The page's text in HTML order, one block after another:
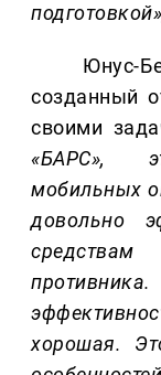
Юнус-
созданный
своими
«БАРС»,
мобильных
довольно
хорошая.